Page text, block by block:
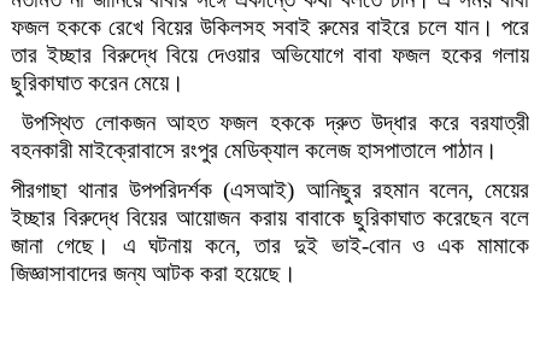
ফজল হককে রেখে বিয়ের উকিলসহ সবাই রুমের বাইরে চলে যান। পরে
তার ইচ্ছার বিরুদ্ধে বিয়ে দেওয়ার অভিযোগে বাবা ফজল হকের গলায়
ছুরিকাঘাত করেন মেয়ে।
উপস্থিত লোকজন আহত ফজল হককে দ্রুত উদ্ধার করে বরযাত্রী
বহনকারী মাইক্রোবাসে রংপুর মেডিক্যাল কলেজ হাসপাতালে পাঠান।
পীরগাছা থানার উপপরিদর্শক (এসআই) আনিছুর রহমান বলেন,মেয়ের
ইচ্ছার বিরুদ্ধে বিয়ের আয়োজন করায় বাবাকে ছুরিকাঘাত করেছেন বলে
জানা গেছে। এ ঘটনায় কনে,তার দুই ভাই-বোন ও এক মামাকে
জিজ্ঞাসাবাদের জন্য আটক করা হয়েছে।